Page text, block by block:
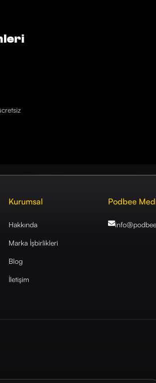
Kurumsal
Hakkında
Marka İşbirlikleri
Blog
İletişim
Podbee